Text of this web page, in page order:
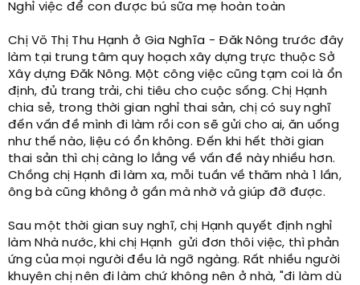
Nghỉ việc để con được bú sữa mẹ hoàn toàn
Chị Võ Thị Thu Hạnh ở Gia Nghĩa - Đăk Nông trước đây
làm tại trung tâm quy hoạch xây dựng trực thuộc Sở
Xây dựng Đăk Nông. Một công việc cũng tạm coi là ổn
định, đủ trang trải, chi tiêu cho cuộc sống. Chị Hạnh
chia sẻ, trong thời gian nghỉ thai sản, chị có suy nghĩ
đến vấn đề mình đi làm rồi con sẽ gửi cho ai, ăn uống
như thế nào, liệu có ổn không. Đến khi hết thời gian
thai sản thì chị càng lo lắng về vấn đề này nhiều hơn.
Chồng chị Hạnh đi làm xa, mỗi tuần về thăm nhà 1 lần,
ông bà cũng không ở gần mà nhờ vả giúp đỡ được.
Sau một thời gian suy nghĩ, chị Hạnh quyết định nghỉ
làm Nhà nước, khi chị Hạnh gửi đơn thôi việc, thì phản
ứng của mọi người đều là ngỡ ngàng. Rất nhiều người
khuyên chị nên đi làm chứ không nên ở nhà, "đi làm dù